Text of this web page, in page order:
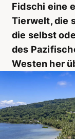
Fidschi eine
Tierwelt, die
die selbst
des
Westen her